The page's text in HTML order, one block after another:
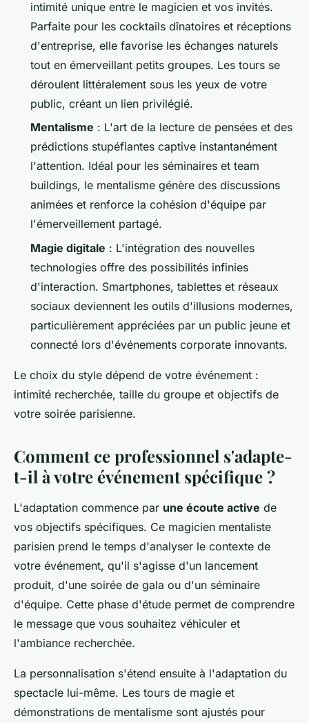
intimité unique entre le magicien et vos invités.
Parfaite pour les cocktails dînatoires et réceptions
d'entreprise, elle favorise les échanges naturels
tout en émerveillant petits groupes. Les tours se
déroulent littéralement sous les yeux de votre
public, créant un lien privilégié.
Mentalisme : L'art de la lecture de pensées et des
prédictions stupéfiantes captive instantanément
l'attention. Idéal pour les séminaires et team
buildings, le mentalisme génère des discussions
animées et renforce la cohésion d'équipe par
l'émerveillement partagé.
Magie digitale : L'intégration des nouvelles
technologies offre des possibilités infinies
d'interaction. Smartphones, tablettes et réseaux
sociaux deviennent les outils d'illusions modernes,
particulièrement appréciées par un public jeune et
connecté lors d'événements corporate innovants.
Le choix du style dépend de votre événement :
intimité recherchée, taille du groupe et objectifs de
votre soirée parisienne.
Comment ce professionnel s'adapte-
t-il à votre événement spécifique ?
L'adaptation commence par une écoute active de
vos objectifs spécifiques. Ce magicien mentaliste
parisien prend le temps d'analyser le contexte de
votre événement, qu'il s'agisse d'un lancement
produit, d'une soirée de gala ou d'un séminaire
d'équipe. Cette phase d'étude permet de comprendre
le message que vous souhaitez véhiculer et
l'ambiance recherchée.
La personnalisation s'étend ensuite à l'adaptation du
spectacle lui-même. Les tours de magie et
démonstrations de mentalisme sont ajustés pour